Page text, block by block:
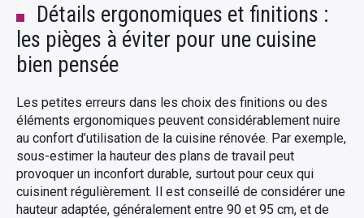
Détails ergonomiques et finitions :
les pièges à éviter pour une cuisine
bien pensée
Les petites erreurs dans les choix des finitions ou des
éléments ergonomiques peuvent considérablement nuire
au confort d’utilisation de la cuisine rénovée. Par exemple,
sous-estimer la hauteur des plans de travail peut
provoquer un inconfort durable, surtout pour ceux qui
cuisinent régulièrement. Il est conseillé de considérer une
hauteur adaptée, généralement entre 90 et 95 cm, et de